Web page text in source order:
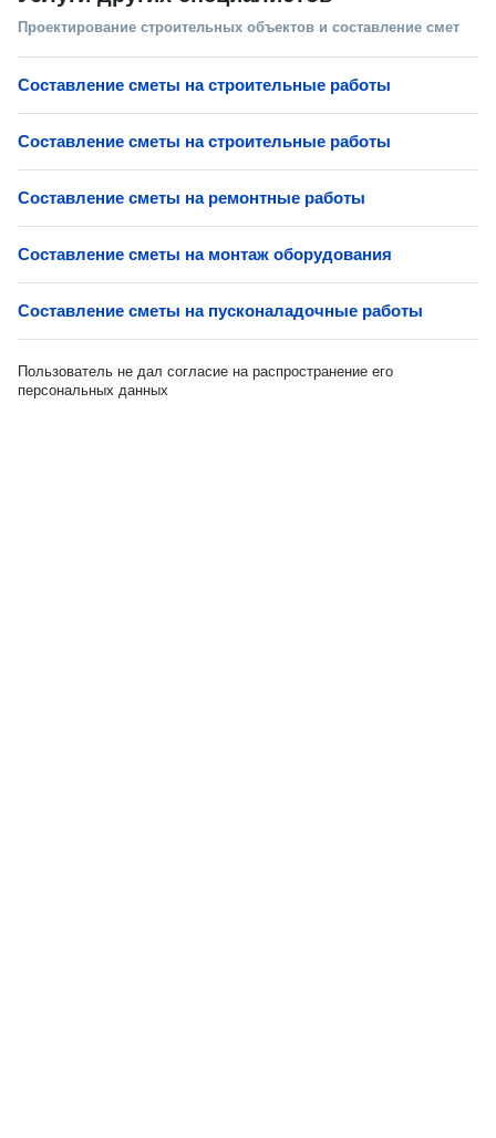
Проектирование строительных объектов и составление смет
Составление сметы на строительные работы
Составление сметы на строительные работы
Составление сметы на ремонтные работы
Составление сметы на монтаж оборудования
Составление сметы на пусконаладочные работы
Пользователь не дал согласие на распространение его
персональных данных